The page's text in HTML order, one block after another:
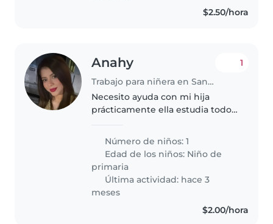
$2.50/hora
Anahy
Trabajo para niñera en Santa Tecla
1
Necesito ayuda con mi hija
prácticamente ella estudia todo
Número de niños: 1
Edad de los niños: Niño de
primaria
Última actividad: hace 3
meses
$2.00/hora